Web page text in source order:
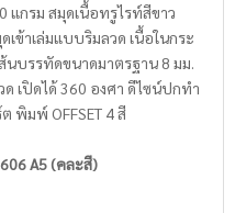
แกรม สมุดเนื้อทรูไรท์สีขาว
ข้าเล่มแบบริมลวด เนื้อในกระ
บรรทัดขนาดมาตรฐาน 8 มม.
ด เปิดได้ 360 องศา ดีไซน์ปกทำ
พิมพ์ OFFSET 4 สี
A5 (คละสี)